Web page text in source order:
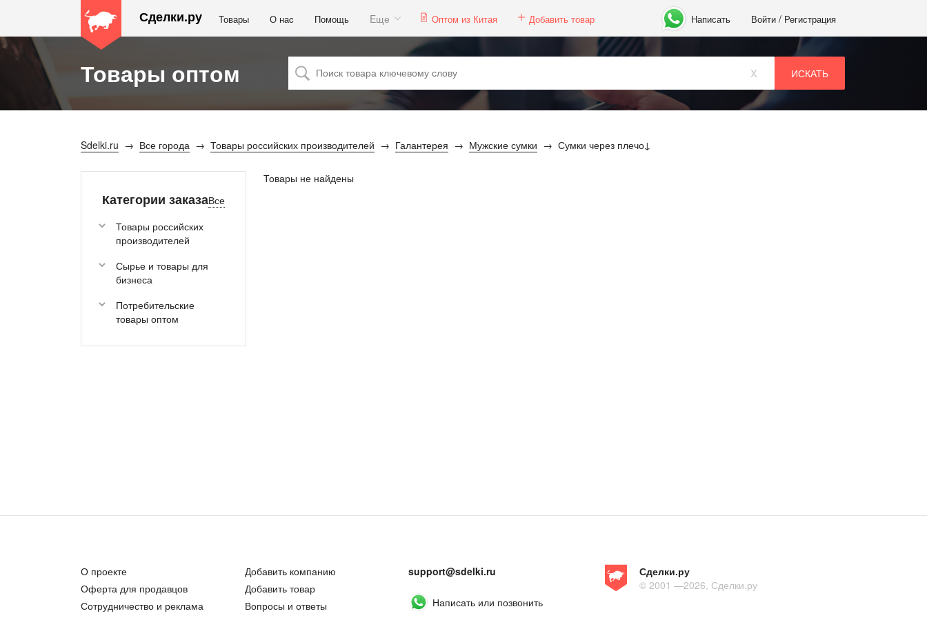
Сделки.ру Написать Войти / Регистрация
Товары О наc Помощь Eще Оптом из Китая Добавить товар
Товары оптом x
Sdelki.ru Все города Товары российских производителей Галантерея Мужские сумки Сумки через плечо
Категории заказаВсе
Товары российских
производителей
Сырье и товары для
бизнеса
Потребительские
товары оптом
Товары не найдены
О проекте
Оферта для продавцов
Сотрудничество и реклама
Добавить компанию
Добавить товар
Вопросы и ответы
support@sdelki.ru
Написать или позвонить
Сделки.ру
© 2001 —2026, Сделки.ру